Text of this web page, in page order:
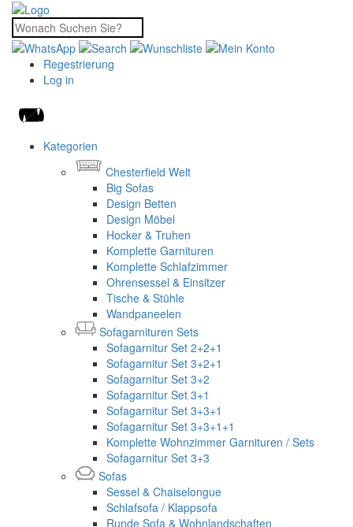
Regestrierung
Log in
Kategorien
Chesterfield Welt
Big Sofas
Design Betten
Design Möbel
Hocker & Truhen
Komplette Garnituren
Komplette Schlafzimmer
Ohrensessel & Einsitzer
Tische & Stühle
Wandpaneelen
Sofagarnituren Sets
Sofagarnitur Set 2+2+1
Sofagarnitur Set 3+2+1
Sofagarnitur Set 3+2
Sofagarnitur Set 3+1
Sofagarnitur Set 3+3+1
Sofagarnitur Set 3+3+1+1
Komplette Wohnzimmer Garnituren / Sets
Sofagarnitur Set 3+3
Sofas
Sessel & Chaiselongue
Schlafsofa / Klappsofa
Runde Sofa & Wohnlandschaften